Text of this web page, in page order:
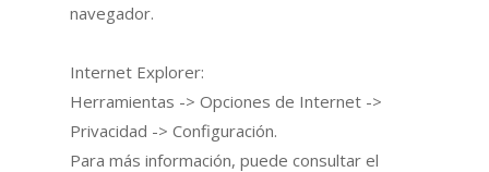
navegador.
Internet Explorer:
Herramientas -> Opciones de Internet ->
Privacidad -> Configuración.
Para más información, puede consultar el